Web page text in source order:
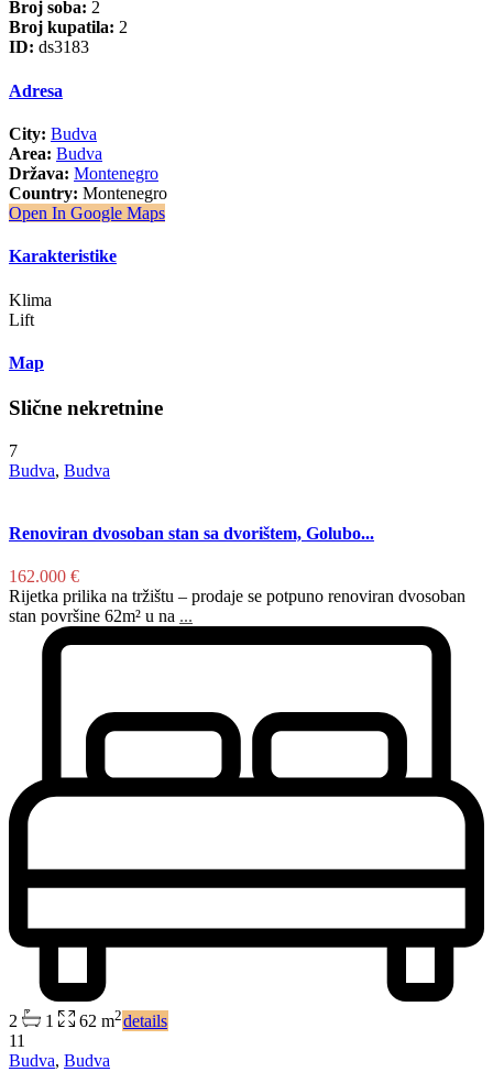
Broj soba: 2
Broj kupatila: 2
ID: ds3183
Adresa
City: Budva
Area: Budva
Država: Montenegro
Country: Montenegro
Open In Google Maps
Karakteristike
Klima
Lift
Map
Slične nekretnine
7
Budva, Budva
Renoviran dvosoban stan sa dvorištem, Golubo...
162.000 €
Rijetka prilika na tržištu – prodaje se potpuno renoviran dvosoban
stan površine 62m² u na ...
2 1 62 m2details
11
Budva, Budva